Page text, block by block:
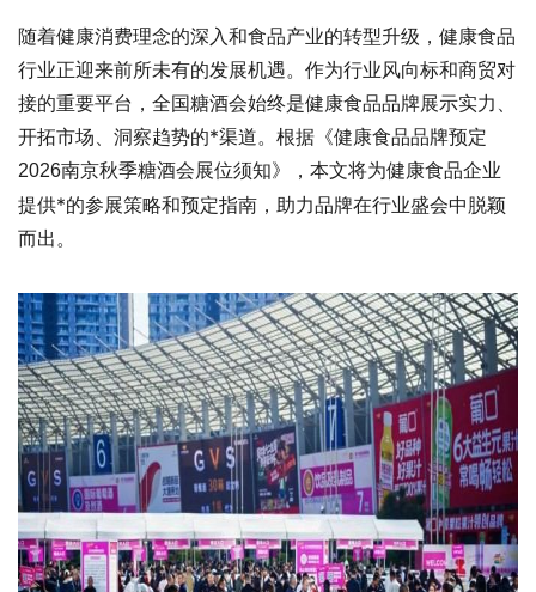
随着健康消费理念的深入和食品产业的转型升级，健康食品
行业正迎来前所未有的发展机遇。作为行业风向标和商贸对
接的重要平台， 全国糖酒会始终是健康食品品牌展示实力、
开拓市场、洞察趋势的*渠道。根据《健康食品品牌预定
2026南京秋季糖酒会展位须知》，本文将为健康食品企业
提供*的参展策略和预定指南，助力品牌在行业盛会中脱颖
而出。